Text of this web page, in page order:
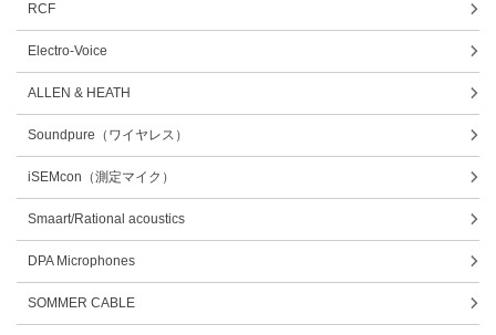
RCF
Electro-Voice
ALLEN & HEATH
Soundpure（ワイヤレス）
iSEMcon（測定マイク）
Smaart/Rational acoustics
DPA Microphones
SOMMER CABLE